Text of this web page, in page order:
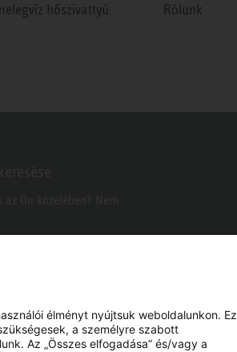
hőszivattyú Rólunk
élményt nyújtsuk weboldalunkon. Ez
a személyre szabott
Az „Összes elfogadása” és/vagy a